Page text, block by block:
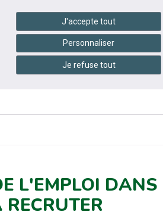
handshake Services en ligne
ÉVÉNEMENTS
PRATIQUES
L'EMPLOI DANS
J'accepte tout
Personnaliser
Je refuse tout